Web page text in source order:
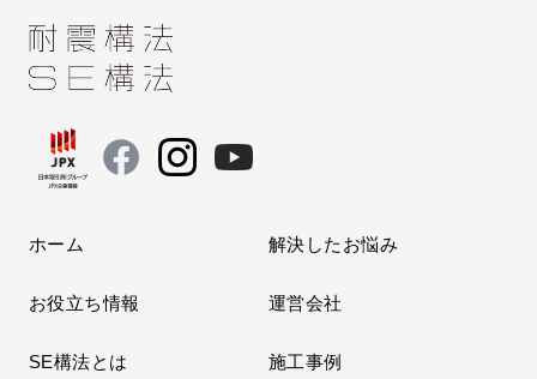
ホーム 解決したお悩み
お役立ち情報 運営会社
SE構法とは 施工事例